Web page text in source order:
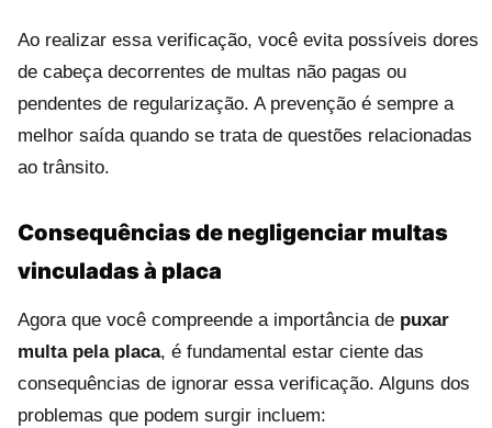
Ao realizar essa verificação, você evita possíveis dores
de cabeça decorrentes de multas não pagas ou
pendentes de regularização. A prevenção é sempre a
melhor saída quando se trata de questões relacionadas
ao trânsito.
Consequências de negligenciar multas
vinculadas à placa
Agora que você compreende a importância de puxar
multa pela placa, é fundamental estar ciente das
consequências de ignorar essa verificação. Alguns dos
problemas que podem surgir incluem: